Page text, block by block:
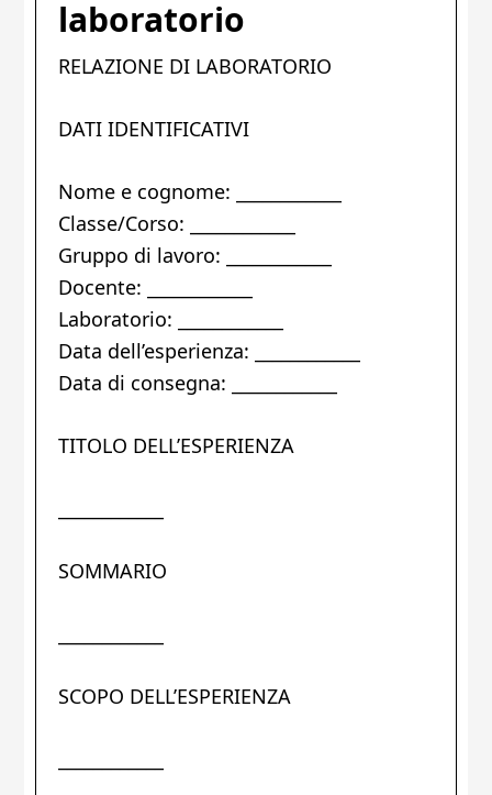
laboratorio
RELAZIONE DI LABORATORIO
DATI IDENTIFICATIVI
Nome e cognome: ____________
Classe/Corso: ____________
Gruppo di lavoro: ____________
Docente: ____________
Laboratorio: ____________
Data dell’esperienza: ____________
Data di consegna: ____________
TITOLO DELL’ESPERIENZA
SOMMARIO
SCOPO DELL’ESPERIENZA